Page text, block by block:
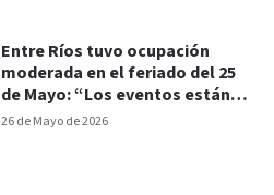
26 de Mayo de 2026
Entre Ríos tuvo ocupación
moderada en el feriado del 25
de Mayo: “Los eventos están
movilizando al turismo”